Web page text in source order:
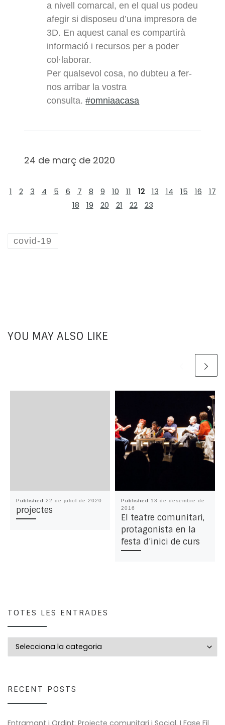
a nivell comarcal, en el qual us podeu
afegir si disposeu d’una impresora de
3D. En aquest canal es compartirà
informació i recursos per a poder
col·laborar.
Per qualsevol cosa, no dubteu a fer-
nos arribar la vostra
consulta.#omniaacasa
24 de març de 2020
1 2 3 4 5 6 7 8 9 10 11 12 13 14 15 16
17
18
19 20 21 22 23
covid-19
YOU MAY ALSO LIKE
Published 22 de juliol de 2020
projectes
Published
13 de desembre de
2016
El teatre comunitari,
protagonista en la
festa d’inici de curs
TOTES LES ENTRADES
RECENT POSTS